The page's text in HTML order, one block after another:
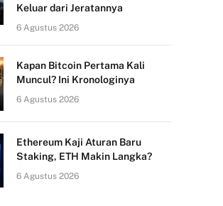
Keluar dari Jeratannya
6 Agustus 2026
Kapan Bitcoin Pertama Kali
Muncul? Ini Kronologinya
6 Agustus 2026
Ethereum Kaji Aturan Baru
Staking, ETH Makin Langka?
6 Agustus 2026